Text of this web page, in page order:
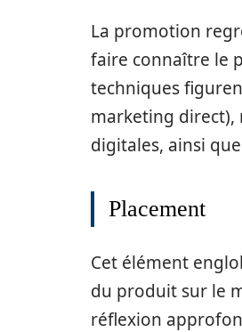
La promotion
faire connaître le
techniques
marketing direct),
digitales, ainsi
Placement
Cet élément
du produit sur le
réflexion